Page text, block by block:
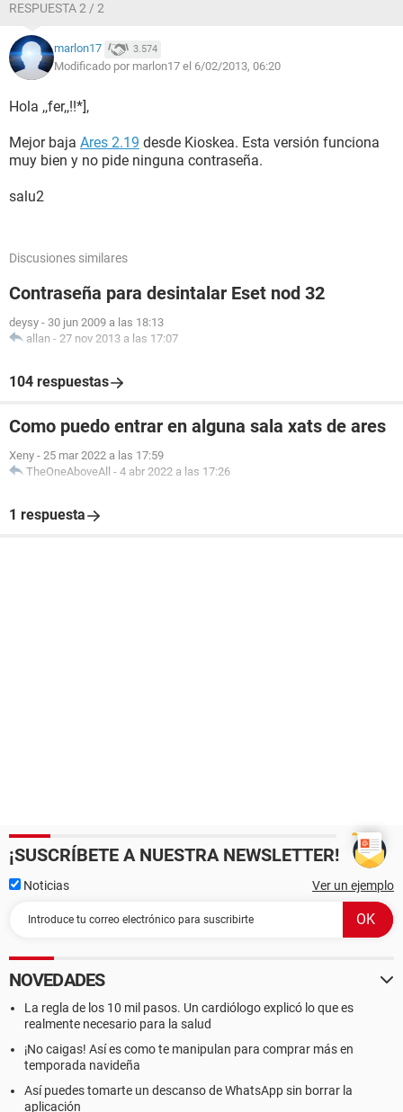
RESPUESTA 2 / 2
marlon17 3.574
Modificado por marlon17 el 6/02/2013, 06:20
Hola ,,fer,,!!*],
Mejor baja Ares 2.19 desde Kioskea. Esta versión funciona
muy bien y no pide ninguna contraseña.
salu2
Discusiones similares
Contraseña para desintalar Eset nod 32
deysy - 30 jun 2009 a las 18:13
allan - 27 nov 2013 a las 17:07
104 respuestas
Como puedo entrar en alguna sala xats de ares
Xeny - 25 mar 2022 a las 17:59
TheOneAboveAll - 4 abr 2022 a las 17:26
1 respuesta
¡SUSCRÍBETE A NUESTRA NEWSLETTER!
Noticias Ver un ejemplo
NOVEDADES
La regla de los 10 mil pasos. Un cardiólogo explicó lo que es
realmente necesario para la salud
¡No caigas! Así es como te manipulan para comprar más en
temporada navideña
Así puedes tomarte un descanso de WhatsApp sin borrar la
aplicación